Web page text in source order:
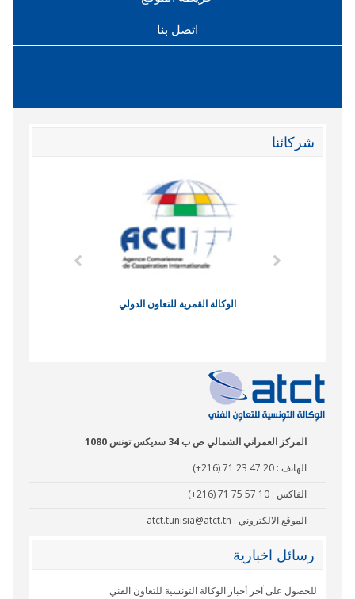
اتصل بنا
شركائنا
الوكالة القمرية للتعاون الدولي
المركز العمراني الشمالي ص ب 34 سديكس تونس 1080
الهاتف : (+216) 71 23 47 20
الفاكس : (+216) 71 75 57 10
الموقع الالكتروني : atct.tunisia@atct.tn
رسائل اخبارية
للحصول على آخر أخبار الوكالة التونسية للتعاون الفني